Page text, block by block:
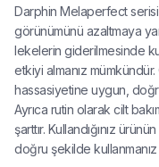
Darphin Melaperfect
görünümünü azaltmaya
lekelerin giderilmesinde
etkiyi almanız
hassasiyetine uygun,
Ayrıca rutin olarak cilt
şarttır. Kullandığınız
doğru şekilde